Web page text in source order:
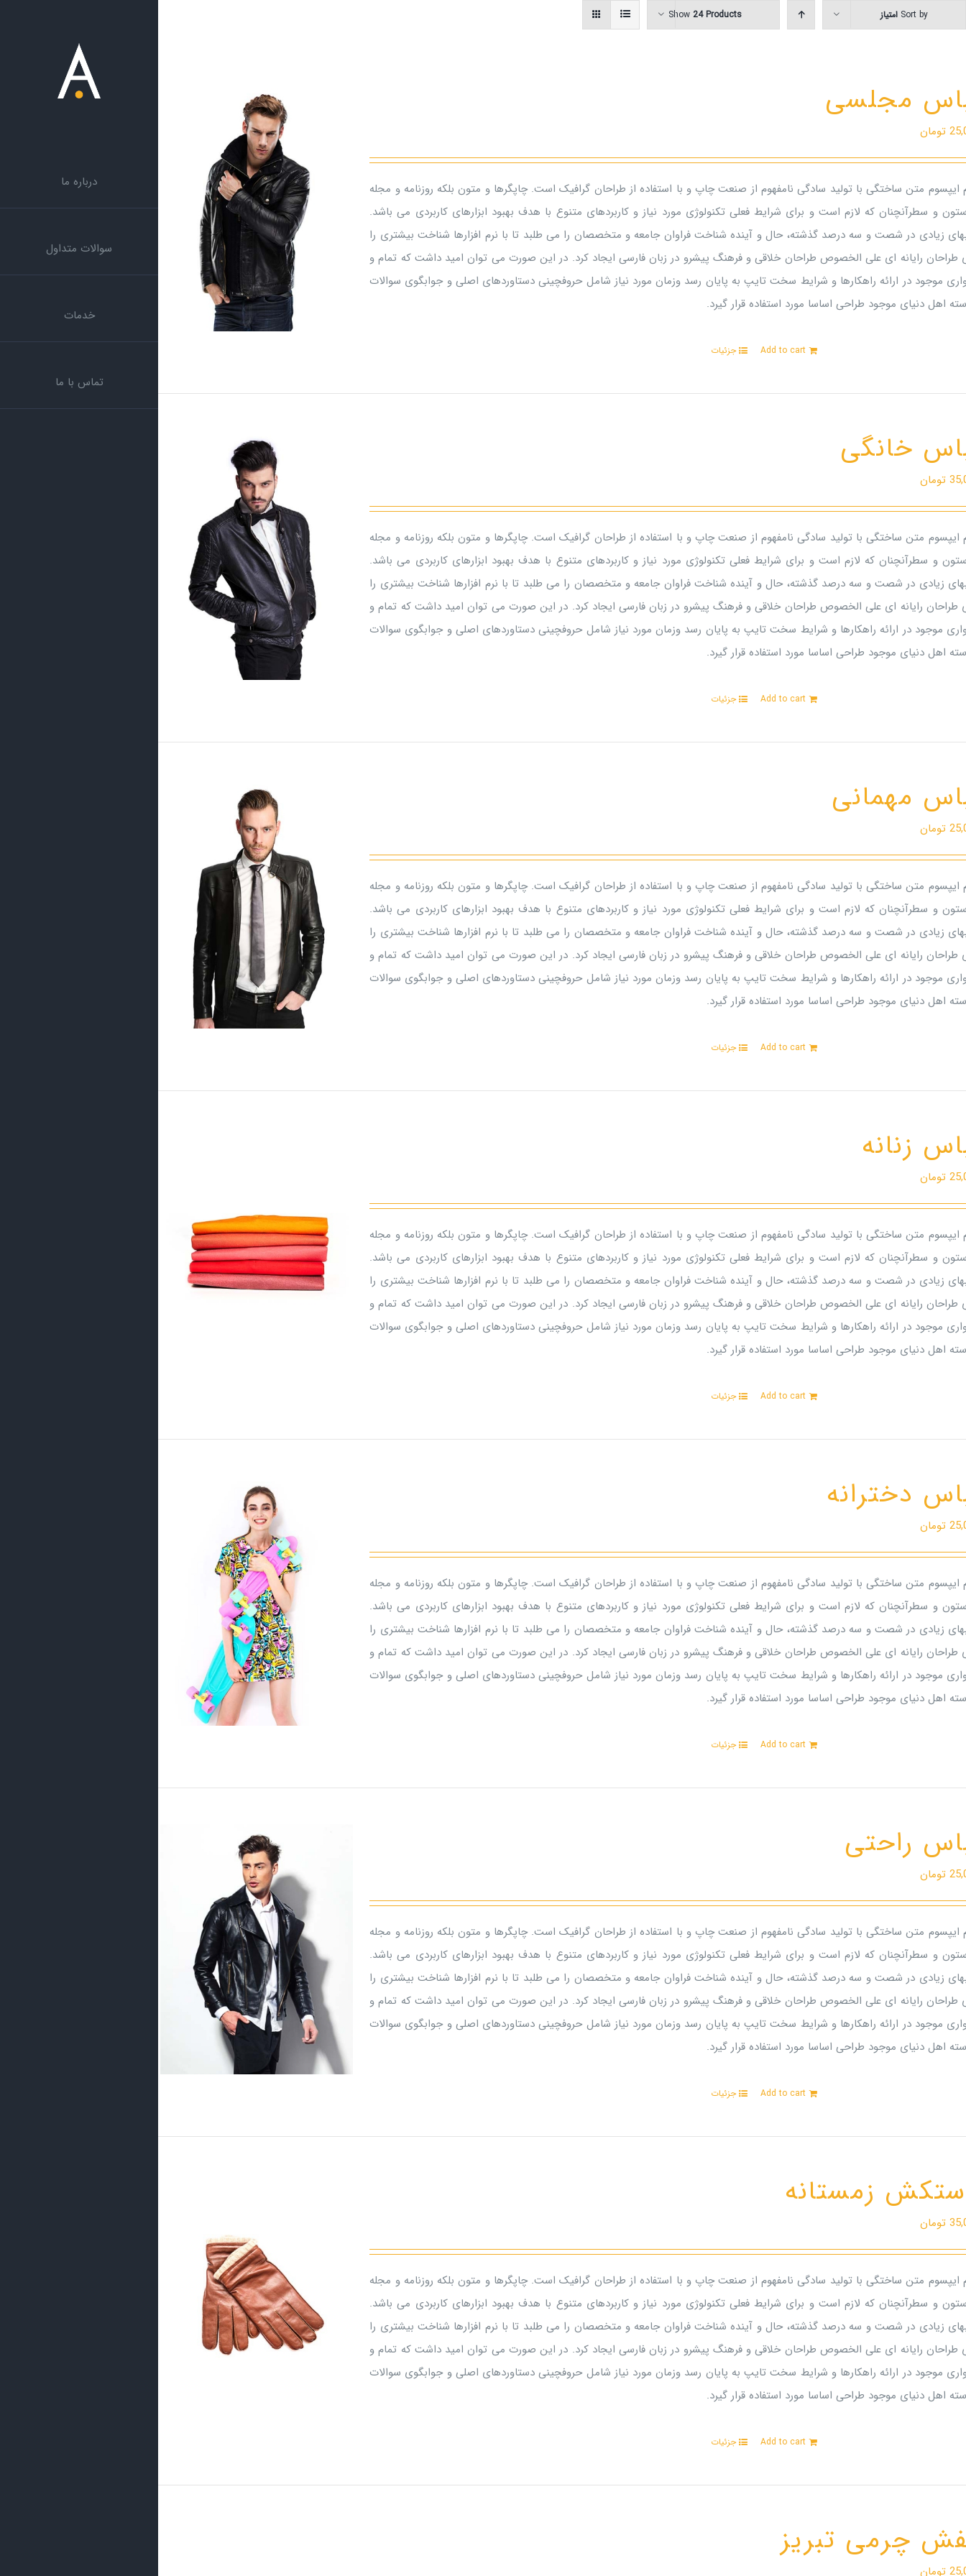
to
درباره ما
سوالات متداول
خدمات
تماس با ما
Sort by امتیاز Show 24 Products
مجلسی
تومان
ایپسوم متن ساختگی با تولید سادگی نامفهوم از صنعت چاپ و با استفاده از طراحان گرافیک است. چاپگرها و متون بلکه روزنامه و مجله
و سطرآنچنان که لازم است و برای شرایط فعلی تکنولوژی مورد نیاز و کاربردهای متنوع با هدف بهبود ابزارهای کاربردی می باشد.
زیادی در شصت و سه درصد گذشته، حال و آینده شناخت فراوان جامعه و متخصصان را می طلبد تا با نرم افزارها شناخت بیشتری را
طراحان رایانه ای علی الخصوص طراحان خلاقی و فرهنگ پیشرو در زبان فارسی ایجاد کرد. در این صورت می توان امید داشت که تمام و
موجود در ارائه راهکارها و شرایط سخت تایپ به پایان رسد وزمان مورد نیاز شامل حروفچینی دستاوردهای اصلی و جوابگوی سوالات
اهل دنیای موجود طراحی اساسا مورد استفاده قرار گیرد.
Add to cart جزئیات
خانگی
تومان
ایپسوم متن ساختگی با تولید سادگی نامفهوم از صنعت چاپ و با استفاده از طراحان گرافیک است. چاپگرها و متون بلکه روزنامه و مجله
و سطرآنچنان که لازم است و برای شرایط فعلی تکنولوژی مورد نیاز و کاربردهای متنوع با هدف بهبود ابزارهای کاربردی می باشد.
زیادی در شصت و سه درصد گذشته، حال و آینده شناخت فراوان جامعه و متخصصان را می طلبد تا با نرم افزارها شناخت بیشتری را
طراحان رایانه ای علی الخصوص طراحان خلاقی و فرهنگ پیشرو در زبان فارسی ایجاد کرد. در این صورت می توان امید داشت که تمام و
موجود در ارائه راهکارها و شرایط سخت تایپ به پایان رسد وزمان مورد نیاز شامل حروفچینی دستاوردهای اصلی و جوابگوی سوالات
اهل دنیای موجود طراحی اساسا مورد استفاده قرار گیرد.
Add to cart جزئیات
مهمانی
تومان
ایپسوم متن ساختگی با تولید سادگی نامفهوم از صنعت چاپ و با استفاده از طراحان گرافیک است. چاپگرها و متون بلکه روزنامه و مجله
و سطرآنچنان که لازم است و برای شرایط فعلی تکنولوژی مورد نیاز و کاربردهای متنوع با هدف بهبود ابزارهای کاربردی می باشد.
زیادی در شصت و سه درصد گذشته، حال و آینده شناخت فراوان جامعه و متخصصان را می طلبد تا با نرم افزارها شناخت بیشتری را
طراحان رایانه ای علی الخصوص طراحان خلاقی و فرهنگ پیشرو در زبان فارسی ایجاد کرد. در این صورت می توان امید داشت که تمام و
موجود در ارائه راهکارها و شرایط سخت تایپ به پایان رسد وزمان مورد نیاز شامل حروفچینی دستاوردهای اصلی و جوابگوی سوالات
اهل دنیای موجود طراحی اساسا مورد استفاده قرار گیرد.
Add to cart جزئیات
زنانه
تومان
ایپسوم متن ساختگی با تولید سادگی نامفهوم از صنعت چاپ و با استفاده از طراحان گرافیک است. چاپگرها و متون بلکه روزنامه و مجله
و سطرآنچنان که لازم است و برای شرایط فعلی تکنولوژی مورد نیاز و کاربردهای متنوع با هدف بهبود ابزارهای کاربردی می باشد.
زیادی در شصت و سه درصد گذشته، حال و آینده شناخت فراوان جامعه و متخصصان را می طلبد تا با نرم افزارها شناخت بیشتری را
طراحان رایانه ای علی الخصوص طراحان خلاقی و فرهنگ پیشرو در زبان فارسی ایجاد کرد. در این صورت می توان امید داشت که تمام و
موجود در ارائه راهکارها و شرایط سخت تایپ به پایان رسد وزمان مورد نیاز شامل حروفچینی دستاوردهای اصلی و جوابگوی سوالات
اهل دنیای موجود طراحی اساسا مورد استفاده قرار گیرد.
Add to cart جزئیات
دخترانه
تومان
ایپسوم متن ساختگی با تولید سادگی نامفهوم از صنعت چاپ و با استفاده از طراحان گرافیک است. چاپگرها و متون بلکه روزنامه و مجله
و سطرآنچنان که لازم است و برای شرایط فعلی تکنولوژی مورد نیاز و کاربردهای متنوع با هدف بهبود ابزارهای کاربردی می باشد.
زیادی در شصت و سه درصد گذشته، حال و آینده شناخت فراوان جامعه و متخصصان را می طلبد تا با نرم افزارها شناخت بیشتری را
طراحان رایانه ای علی الخصوص طراحان خلاقی و فرهنگ پیشرو در زبان فارسی ایجاد کرد. در این صورت می توان امید داشت که تمام و
موجود در ارائه راهکارها و شرایط سخت تایپ به پایان رسد وزمان مورد نیاز شامل حروفچینی دستاوردهای اصلی و جوابگوی سوالات
اهل دنیای موجود طراحی اساسا مورد استفاده قرار گیرد.
Add to cart جزئیات
راحتی
تومان
ایپسوم متن ساختگی با تولید سادگی نامفهوم از صنعت چاپ و با استفاده از طراحان گرافیک است. چاپگرها و متون بلکه روزنامه و مجله
و سطرآنچنان که لازم است و برای شرایط فعلی تکنولوژی مورد نیاز و کاربردهای متنوع با هدف بهبود ابزارهای کاربردی می باشد.
زیادی در شصت و سه درصد گذشته، حال و آینده شناخت فراوان جامعه و متخصصان را می طلبد تا با نرم افزارها شناخت بیشتری را
طراحان رایانه ای علی الخصوص طراحان خلاقی و فرهنگ پیشرو در زبان فارسی ایجاد کرد. در این صورت می توان امید داشت که تمام و
موجود در ارائه راهکارها و شرایط سخت تایپ به پایان رسد وزمان مورد نیاز شامل حروفچینی دستاوردهای اصلی و جوابگوی سوالات
اهل دنیای موجود طراحی اساسا مورد استفاده قرار گیرد.
Add to cart جزئیات
زمستانه
تومان
ایپسوم متن ساختگی با تولید سادگی نامفهوم از صنعت چاپ و با استفاده از طراحان گرافیک است. چاپگرها و متون بلکه روزنامه و مجله
و سطرآنچنان که لازم است و برای شرایط فعلی تکنولوژی مورد نیاز و کاربردهای متنوع با هدف بهبود ابزارهای کاربردی می باشد.
زیادی در شصت و سه درصد گذشته، حال و آینده شناخت فراوان جامعه و متخصصان را می طلبد تا با نرم افزارها شناخت بیشتری را
طراحان رایانه ای علی الخصوص طراحان خلاقی و فرهنگ پیشرو در زبان فارسی ایجاد کرد. در این صورت می توان امید داشت که تمام و
موجود در ارائه راهکارها و شرایط سخت تایپ به پایان رسد وزمان مورد نیاز شامل حروفچینی دستاوردهای اصلی و جوابگوی سوالات
اهل دنیای موجود طراحی اساسا مورد استفاده قرار گیرد.
Add to cart جزئیات
چرمی تبریز
تومان